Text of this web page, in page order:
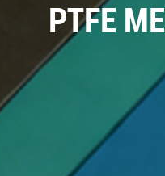
PTFE